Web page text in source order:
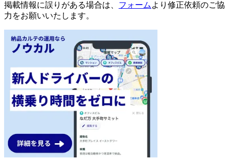
掲載情報に誤りがある場合は、 フォーム より修正依頼のご協
力をお願いいたします。